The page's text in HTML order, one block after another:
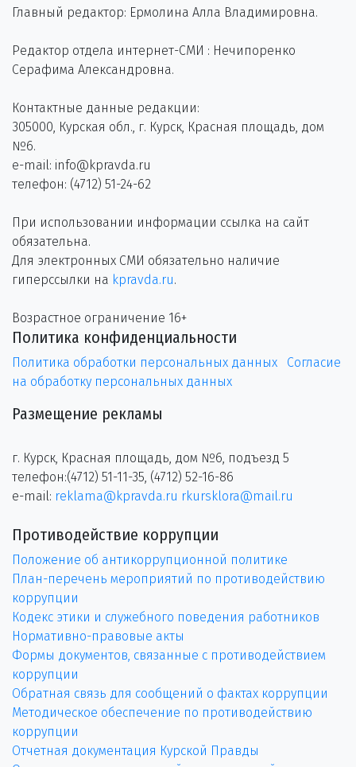
Главный редактор: Ермолина Алла Владимировна.
Редактор отдела интернет-СМИ : Нечипоренко
Серафима Александровна.
Контактные данные редакции:
305000, Курская обл., г. Курск, Красная площадь, дом
№6.
e-mail: info@kpravda.ru
телефон: (4712) 51-24-62
При использовании информации ссылка на сайт
обязательна.
Для электронных СМИ обязательно наличие
гиперссылки на kpravda.ru.
Возрастное ограничение 16+
Политика конфиденциальности
Политика обработки персональных данных
Согласие
на обработку персональных данных
Размещение рекламы
г. Курск, Красная площадь, дом №6, подъезд 5
телефон:(4712) 51-11-35, (4712) 52-16-86
e-mail: reklama@kpravda.ru rkursklora@mail.ru
Противодействие коррупции
Положение об антикоррупционной политике
План-перечень мероприятий по противодействию
коррупции
Кодекс этики и служебного поведения работников
Нормативно-правовые акты
Формы документов, связанные с противодействием
коррупции
Обратная связь для сообщений о фактах коррупции
Методическое обеспечение по противодействию
коррупции
Отчетная документация Курской Правды